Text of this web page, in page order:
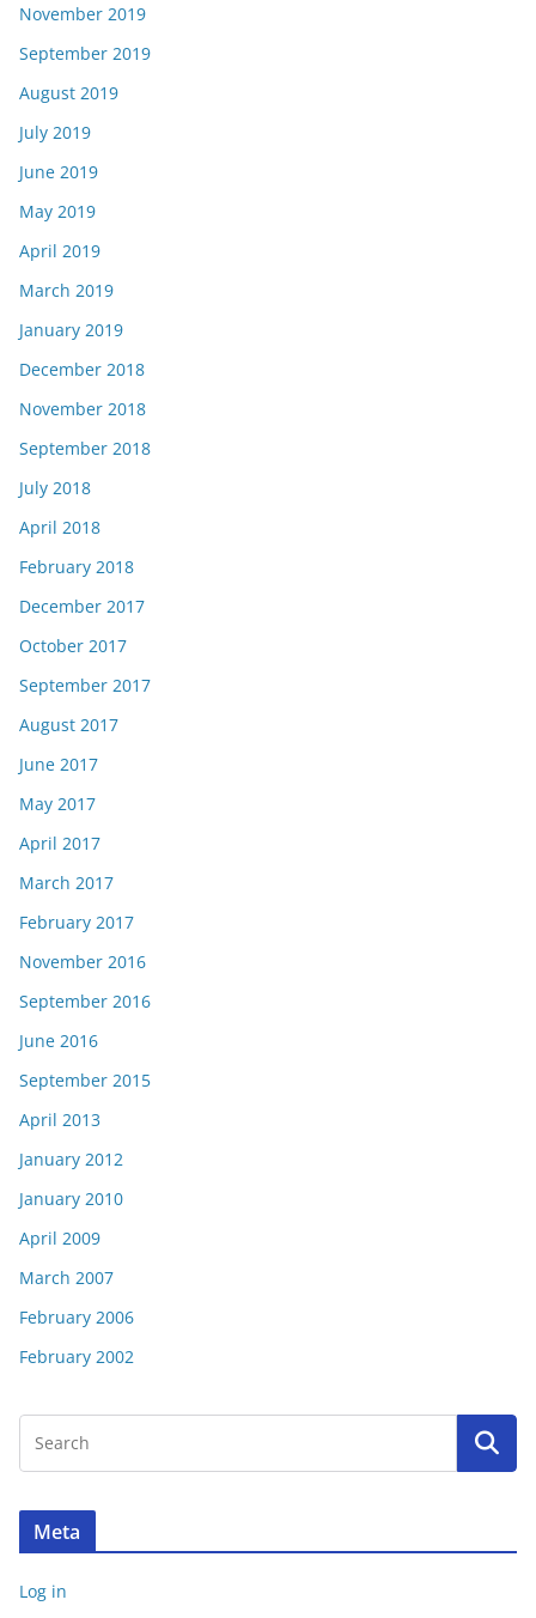
November 2019
September 2019
August 2019
July 2019
June 2019
May 2019
April 2019
March 2019
January 2019
December 2018
November 2018
September 2018
July 2018
April 2018
February 2018
December 2017
October 2017
September 2017
August 2017
June 2017
May 2017
April 2017
March 2017
February 2017
November 2016
September 2016
June 2016
September 2015
April 2013
January 2012
January 2010
April 2009
March 2007
February 2006
February 2002
Meta
Log in